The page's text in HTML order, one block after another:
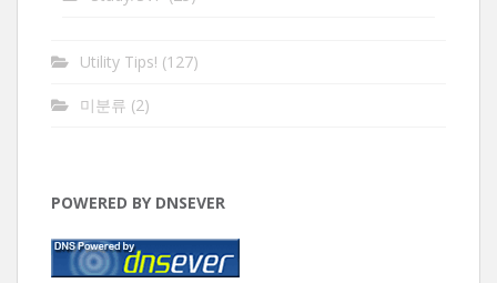
Utility Tips! (127)
미분류 (2)
POWERED BY DNSEVER